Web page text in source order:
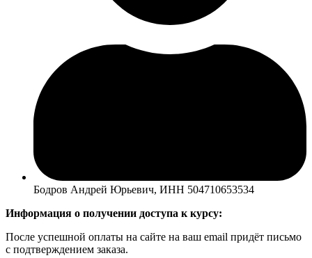
Бодров Андрей Юрьевич, ИНН 504710653534
Информация о получении доступа к курсу:
После успешной оплаты на сайте на ваш email придёт письмо
с подтверждением заказа.